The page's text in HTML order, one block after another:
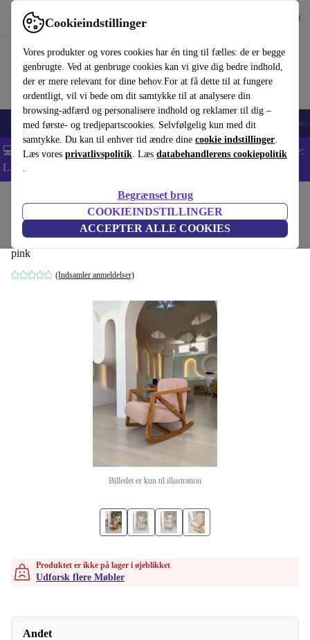
Cookieindstillinger
Vores produkter og vores cookies har én ting til fælles: de er begge
genbrugte. Ved at genbruge cookies kan vi give dig bedre indhold,
der er mere relevant for dine behov.For at få dette til at fungere
ordentligt, vil vi bede om dit samtykke til at analysere din
browsing-adfærd og personalisere indhold og reklamer til dig –
med første- og tredjepartscookies. Selvfølgelig kun med dit
samtykke. Du kan til enhver tid ændre dine cookie indstillinger.
Læs vores privatlivspolitik. Læs databehandlerens cookiepolitik
.
Begrænset brug
COOKIEINDSTILLINGER
ACCEPTER ALLE COOKIES
Brug refurbed hurtigt og nemt
Smartphones Bærbare Tablets Smartwatches Tilbehør
💻 Ekstra 5% rabat på alle MacBooks og bærbare computere - Kode:
LAPTOP5 -
Husholdning Møbler
NiniMini børnestol rosa
pink
(Indsamler anmeldelser)
Billedet er kun til illustration
Produktet er ikke på lager i øjeblikket
Udforsk flere Møbler
Andet